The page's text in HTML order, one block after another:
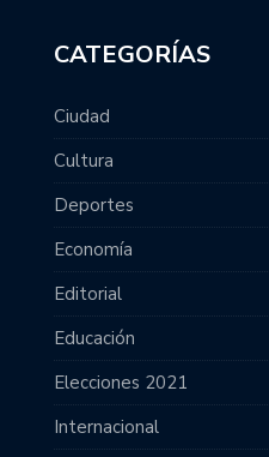
CATEGORÍAS
Ciudad
Cultura
Deportes
Economía
Editorial
Educación
Elecciones 2021
Internacional